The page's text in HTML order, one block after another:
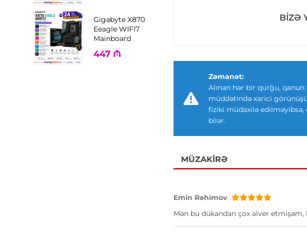
Gigabyte X870
Eeagle WIFI7
Mainboard
447 ₼
BIZƏ
Zəmanət:
Alınan hər bir qurğu,
müddətində xarici
fiziki müdaxilə edilməyibsə,
bilər.
MÜZAKIRƏ
Emin Rəhimov
Mən bu dükandan çox alver etmişəm,